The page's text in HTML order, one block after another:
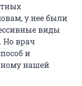
у нее были
виды
Но врач
и
нашей